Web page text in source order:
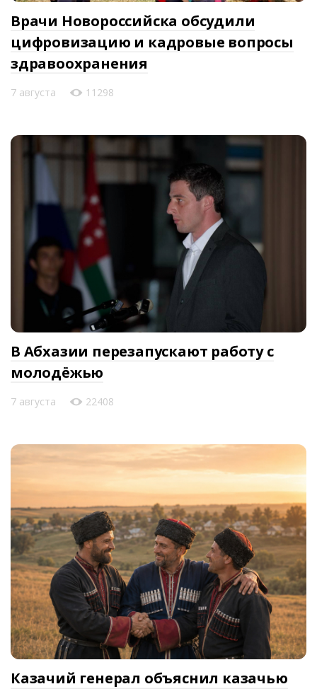
Врачи Новороссийска обсудили
цифровизацию и кадровые вопросы
здравоохранения
7 августа 11298
В Абхазии перезапускают работу с
молодёжью
7 августа 22408
Казачий генерал объяснил казачью